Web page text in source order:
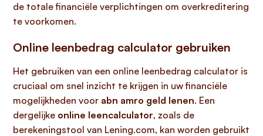
de totale financiële verplichtingen om overkreditering
te voorkomen.
Online leenbedrag calculator gebruiken
Het gebruiken van een online leenbedrag calculator is
cruciaal om snel inzicht te krijgen in uw financiële
mogelijkheden voor abn amro geld lenen. Een
dergelijke online leencalculator, zoals de
berekeningstool van Lening.com, kan worden gebruikt